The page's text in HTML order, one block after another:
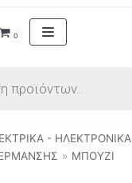
0
- ΗΛΕΚΤΡΟΝΙΚΑ
» ΜΠΟΥΖΙ